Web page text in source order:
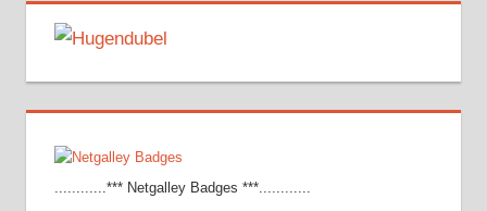
............*** Netgalley Badges ***............